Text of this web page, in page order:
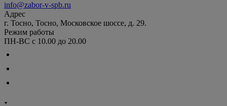
info@zabor-v-spb.ru
Адрес
г. Тосно, Тосно, Московское шоссе, д. 29.
Режим работы
ПН-ВС с 10.00 до 20.00